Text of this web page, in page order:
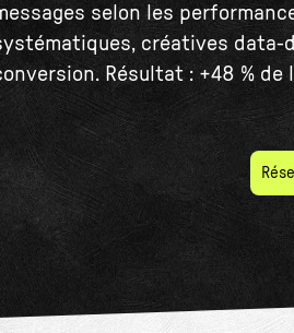
selon les
créatives data-
Résultat : +48 %